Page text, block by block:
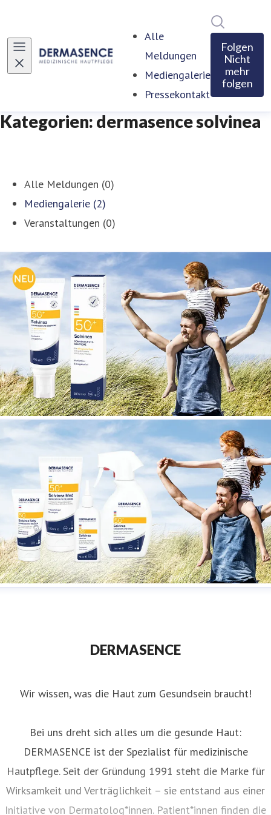
Alle
Meldungen
Mediengalerie
Pressekontakt
Folgen
Nicht
mehr
folgen
Kategorien: dermasence solvinea
Alle Meldungen (0)
Mediengalerie (2)
Veranstaltungen (0)
Header zur Pressemitteilung vom 20.01.2025
DERMASENCE
Wir wissen, was die Haut zum Gesundsein braucht!
Bei uns dreht sich alles um die gesunde Haut:
DERMASENCE ist der Spezialist für medizinische
Hautpflege. Seit der Gründung 1991 steht die Marke für
Wirksamkeit und Verträglichkeit – sie entstand aus einer
Initiative von Dermatolog*innen. Patient*innen finden die